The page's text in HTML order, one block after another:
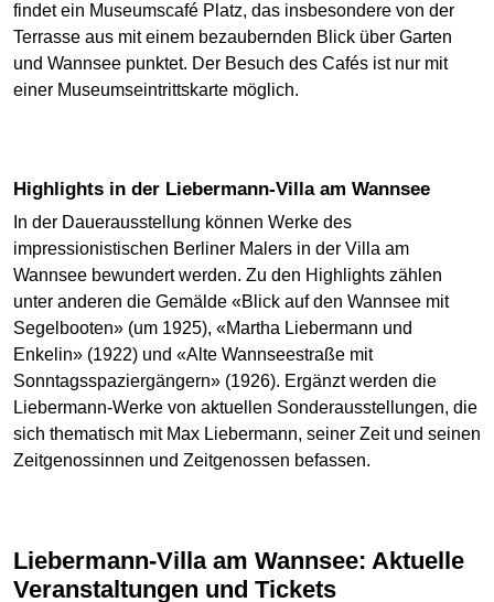
findet ein Museumscafé Platz, das insbesondere von der
Terrasse aus mit einem bezaubernden Blick über Garten
und Wannsee punktet. Der Besuch des Cafés ist nur mit
einer Museumseintrittskarte möglich.
Highlights in der Liebermann-Villa am Wannsee
In der Dauerausstellung können Werke des
impressionistischen Berliner Malers in der Villa am
Wannsee bewundert werden. Zu den Highlights zählen
unter anderen die Gemälde «Blick auf den Wannsee mit
Segelbooten» (um 1925), «Martha Liebermann und
Enkelin» (1922) und «Alte Wannseestraße mit
Sonntagsspaziergängern» (1926). Ergänzt werden die
Liebermann-Werke von aktuellen Sonderausstellungen, die
sich thematisch mit Max Liebermann, seiner Zeit und seinen
Zeitgenossinnen und Zeitgenossen befassen.
Liebermann-Villa am Wannsee: Aktuelle
Veranstaltungen und Tickets